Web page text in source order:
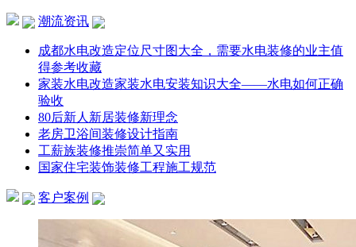
潮流资讯
成都水电改造定位尺寸图大全，需要水电装修的业主值
得参考收藏
家装水电改造家装水电安装知识大全——水电如何正确
验收
80后新人新居装修新理念
老房卫浴间装修设计指南
工薪族装修推崇简单又实用
国家住宅装饰装修工程施工规范
客户案例